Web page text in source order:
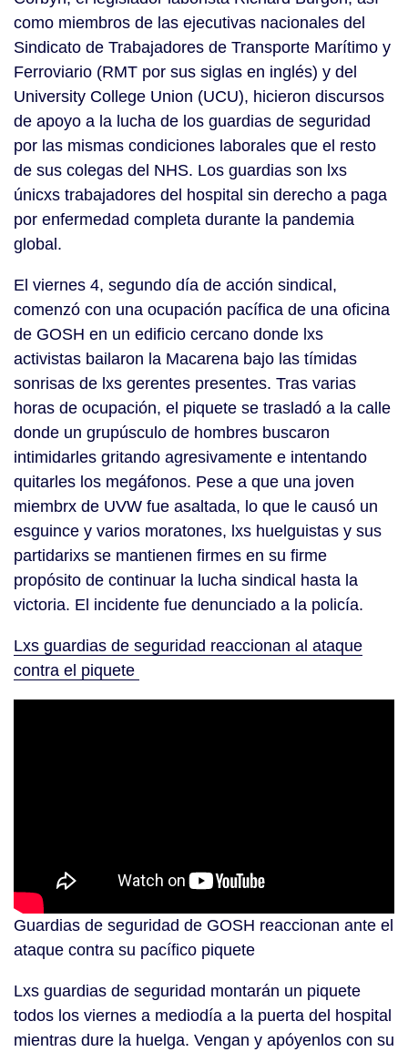
como miembros de las ejecutivas nacionales del
Sindicato de Trabajadores de Transporte Marítimo y
Ferroviario (RMT por sus siglas en inglés) y del
University College Union (UCU), hicieron discursos
de apoyo a la lucha de los guardias de seguridad
por las mismas condiciones laborales que el resto
de sus colegas del NHS. Los guardias son lxs
únicxs trabajadores del hospital sin derecho a paga
por enfermedad completa durante la pandemia
global.
El viernes 4, segundo día de acción sindical,
comenzó con una ocupación pacífica de una oficina
de GOSH en un edificio cercano donde lxs
activistas bailaron la Macarena bajo las tímidas
sonrisas de lxs gerentes presentes. Tras varias
horas de ocupación, el piquete se trasladó a la calle
donde un grupúsculo de hombres buscaron
intimidarles gritando agresivamente e intentando
quitarles los megáfonos. Pese a que una joven
miembrx de UVW fue asaltada, lo que le causó un
esguince y varios moratones, lxs huelguistas y sus
partidarixs se mantienen firmes en su firme
propósito de continuar la lucha sindical hasta la
victoria. El incidente fue denunciado a la policía.
Lxs guardias de seguridad reaccionan al ataque
contra el piquete
Guardias de seguridad de GOSH reaccionan ante el
ataque contra su pacífico piquete
Lxs guardias de seguridad montarán un piquete
todos los viernes a mediodía a la puerta del hospital
mientras dure la huelga. Vengan y apóyenlos con su